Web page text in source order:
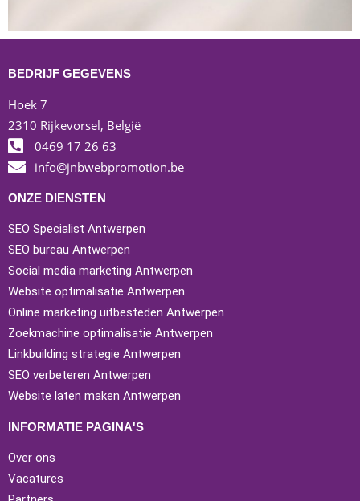
Direct-
response
Marketing
Bureau
Bereik bedrijfsgroei door
aan de juiste
geweldige resultaten toe te
BEDRIJF GEGEVENS
Hoek 7
2310 Rijkevorsel, België
0469 17 26 63
info@jnbwebpromotion.be
ONZE DIENSTEN
SEO Specialist Antwerpen
SEO bureau Antwerpen
Social media marketing Antwerpen
Website optimalisatie Antwerpen
Online marketing uitbesteden Antwerpen
Zoekmachine optimalisatie Antwerpen
Linkbuilding strategie Antwerpen
SEO verbeteren Antwerpen
Website laten maken Antwerpen
INFORMATIE PAGINA'S
Over ons
Vacatures